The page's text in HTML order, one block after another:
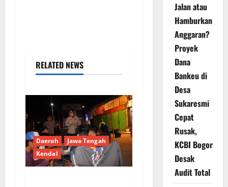
RELATED NEWS
Daerah
Jawa Tengah
Kendal
Jalan atau
Hamburkan
Anggaran?
Proyek
Dana
Bankeu di
Desa
Sukaresmi
Cepat
Rusak,
KCBI Bogor
Desak
Audit Total